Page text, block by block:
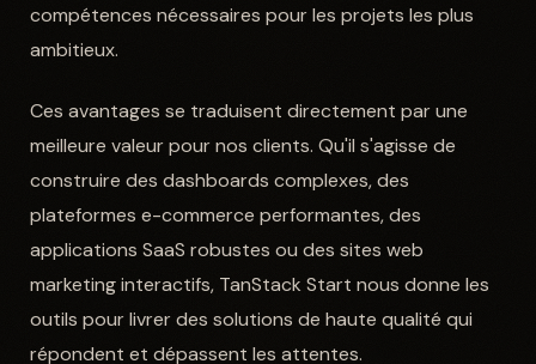
compétences nécessaires pour les projets les plus
ambitieux.
Ces avantages se traduisent directement par une
meilleure valeur pour nos clients. Qu'il s'agisse de
construire des dashboards complexes, des
plateformes e-commerce performantes, des
applications SaaS robustes ou des sites web
marketing interactifs, TanStack Start nous donne les
outils pour livrer des solutions de haute qualité qui
répondent et dépassent les attentes.